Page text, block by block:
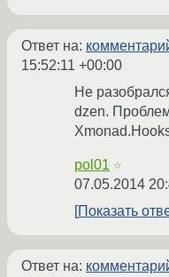
Ответ на:
15:52:11 +00:00
Не
dzen.
pol01 ☆
07.05.2014
Показать
Ответ на: